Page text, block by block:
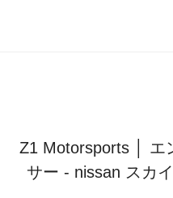
Z1 Motorsports │ エ
サー - nissan スカ